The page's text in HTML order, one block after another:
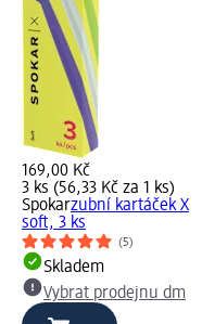
169,00 Kč
3 ks (56,33 Kč za 1 ks)
Spokarzubní kartáček X
soft, 3 ks
(5)
Skladem
Vybrat prodejnu dm